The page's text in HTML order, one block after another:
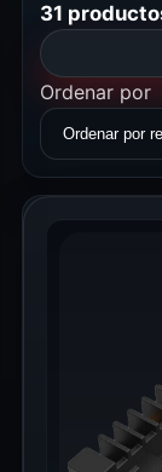
31
Ordenar por